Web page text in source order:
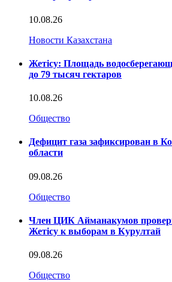
10.08.26
Новости Казахстана
Жетісу: Площадь
до 79 тысяч гектаров
10.08.26
Общество
Дефицит газа зафиксирован в
области
09.08.26
Общество
Член ЦИК Айманакумов
Жетісу к выборам в Курултай
09.08.26
Общество